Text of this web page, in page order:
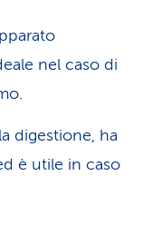
nel caso di
digestione, ha
è utile in caso